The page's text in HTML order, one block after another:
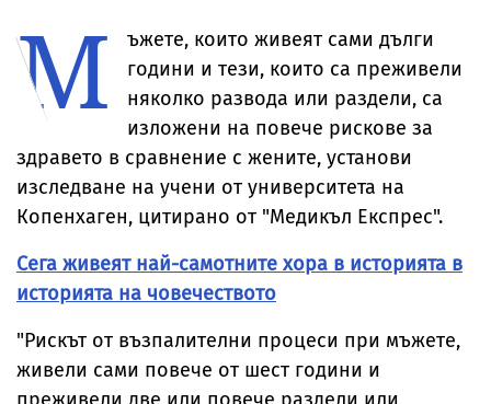
М
ъжете, които живеят сами дълги
години и тези, които са преживели
няколко развода или раздели, са
изложени на повече рискове за
здравето в сравнение с жените, установи
изследване на учени от университета на
Копенхаген, цитирано от "Медикъл Експрес".
Сега живеят най-самотните хора в историята в
историята на човечеството
"Рискът от възпалителни процеси при мъжете,
живели сами повече от шест години и